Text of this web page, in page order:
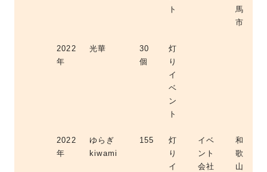
ト
馬
市
2022
年
光華
30
個
灯
り
イ
ベ
ン
ト
2022
年
ゆらぎ
kiwami
155
灯
り
イ
イベ
ント
会社
和
歌
山